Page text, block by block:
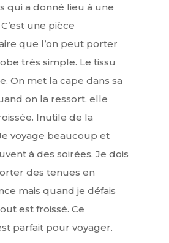
qui a donné lieu à une
une pièce
que l’on peut porter
très simple. Le tissu
On met la cape dans sa
on la ressort, elle
Inutile de la
voyage beaucoup et
à des soirées. Je dois
des tenues en
mais quand je défais
est froissé. Ce
parfait pour voyager.